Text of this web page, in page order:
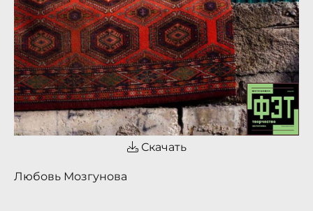
Скачать
Любовь Мозгунова